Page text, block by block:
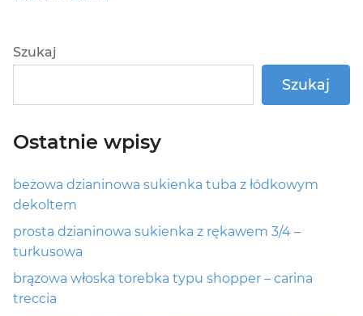
Szukaj
Szukaj
Ostatnie wpisy
beżowa dzianinowa sukienka tuba z łódkowym
dekoltem
prosta dzianinowa sukienka z rękawem 3/4 –
turkusowa
brązowa włoska torebka typu shopper – carina
treccia